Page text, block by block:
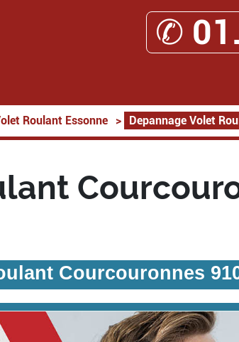
✆
Roulant Essonne > Depannage Volet
Courcouronnes